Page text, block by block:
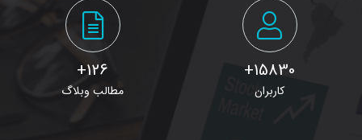
15830+
کاربران
126+
مطالب وبلاگ